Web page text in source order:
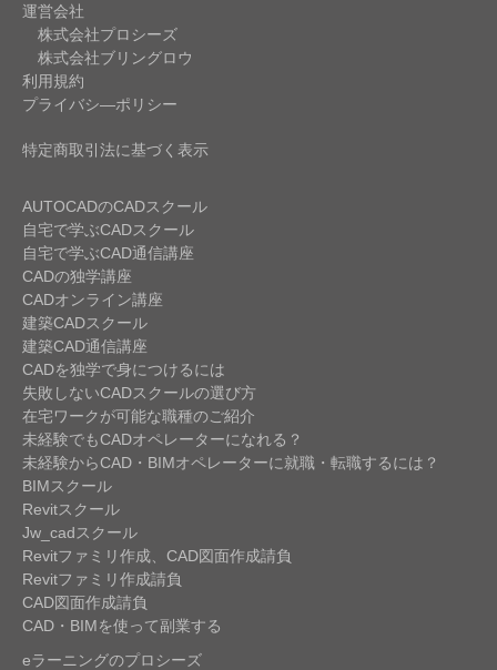
運営会社
株式会社プロシーズ
株式会社ブリングロウ
利用規約
プライバシ―ポリシー
特定商取引法に基づく表示
AUTOCADのCADスクール
自宅で学ぶCADスクール
自宅で学ぶCAD通信講座
CADの独学講座
CADオンライン講座
建築CADスクール
建築CAD通信講座
CADを独学で身につけるには
失敗しないCADスクールの選び方
在宅ワークが可能な職種のご紹介
未経験でもCADオペレーターになれる？
未経験からCAD・BIMオペレーターに就職・転職するには？
BIMスクール
Revitスクール
Jw_cadスクール
Revitファミリ作成、CAD図面作成請負
Revitファミリ作成請負
CAD図面作成請負
CAD・BIMを使って副業する
eラーニングのプロシーズ